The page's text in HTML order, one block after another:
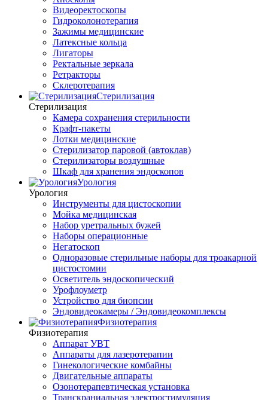
Видеоректоскопы
Гидроколонотерапия
Зажимы медицинские
Латексные кольца
Лигаторы
Ректальные зеркала
Ретракторы
Склеротерапия
Стерилизация
Стерилизация
Камера сохранения стерильности
Крафт-пакеты
Лотки медицинские
Стерилизатор паровой (автоклав)
Стерилизаторы воздушные
Шкаф для хранения эндоскопов
Урология
Урология
Инструменты для цистоскопии
Мойка медицинская
Набор уретральных бужей
Наборы операционные
Негатоскоп
Одноразовые стерильные наборы для троакарной
цистостомии
Осветитель эндоскопический
Урофлоуметр
Устройство для биопсии
Эндовидеокамеры / Эндовидеокомплексы
Физиотерапия
Физиотерапия
Аппарат УВТ
Аппараты для лазеротерапии
Гинекологические комбайны
Двигательные аппараты
Озонотерапевтическая установка
Транскраниальная электростимуляция